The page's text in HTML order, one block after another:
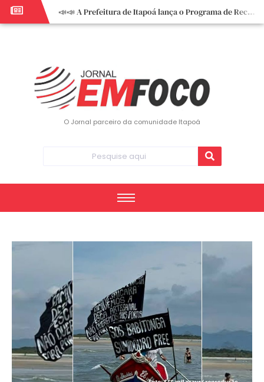
📣📣 A Prefeitura de Itapoá lança o Programa de Recuperação Fiscal (REFIS).
📢 Empreendedor do turismo, esta oportunidade é para você! Itapoá – SC.
O Jornal parceiro da comunidade Itapoá